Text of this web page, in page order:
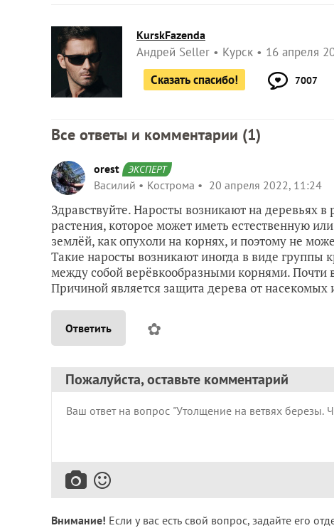
KurskFazenda
Андрей Seller Курск
16 апреля
Сказать спасибо!
7007
Все ответы и комментарии (1)
orest ЭКСПЕРТ
Василий Кострома 20 апреля 2022, 11:24
Здравствуйте. Наросты возникают на деревьях в
растения, которое может иметь естественную
землёй, как опухоли на корнях, и поэтому не
Такие наросты возникают иногда в виде
между собой верёвкообразными корнями.
Причиной является защита дерева от насекомых
Ответить ✿
Пожалуйста, оставьте комментарий
Внимание! Если у вас есть свой вопрос, задайте его